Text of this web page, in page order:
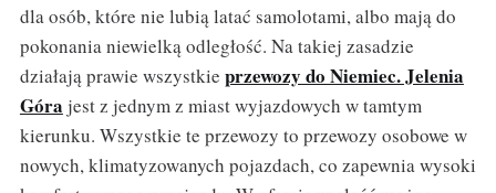
dla osób, które nie lubią latać samolotami, albo mają do
pokonania niewielką odległość. Na takiej zasadzie
działają prawie wszystkie przewozy do Niemiec. Jelenia
Góra jest z jednym z miast wyjazdowych w tamtym
kierunku. Wszystkie te przewozy to przewozy osobowe w
nowych, klimatyzowanych pojazdach, co zapewnia wysoki